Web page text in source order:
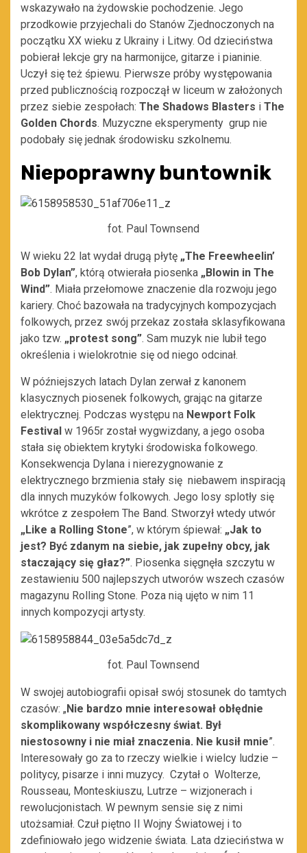
wskazywało na żydowskie pochodzenie. Jego
przodkowie przyjechali do Stanów Zjednoczonych na
początku XX wieku z Ukrainy i Litwy. Od dzieciństwa
pobierał lekcje gry na harmonijce, gitarze i pianinie.
Uczył się też śpiewu. Pierwsze próby występowania
przed publicznością rozpoczął w liceum w założonych
przez siebie zespołach: The Shadows Blasters i The
Golden Chords. Muzyczne eksperymenty grup nie
podobały się jednak środowisku szkolnemu.
Niepoprawny buntownik
fot. Paul Townsend
W wieku 22 lat wydał drugą płytę „The Freewheelin’
Bob Dylan”, którą otwierała piosenka „Blowin in The
Wind”. Miała przełomowe znaczenie dla rozwoju jego
kariery. Choć bazowała na tradycyjnych kompozycjach
folkowych, przez swój przekaz została sklasyfikowana
jako tzw. „protest song”. Sam muzyk nie lubił tego
określenia i wielokrotnie się od niego odcinał.
W późniejszych latach Dylan zerwał z kanonem
klasycznych piosenek folkowych, grając na gitarze
elektrycznej. Podczas występu na Newport Folk
Festival w 1965r został wygwizdany, a jego osoba
stała się obiektem krytyki środowiska folkowego.
Konsekwencja Dylana i nierezygnowanie z
elektrycznego brzmienia stały się niebawem inspiracją
dla innych muzyków folkowych. Jego losy splotły się
wkrótce z zespołem The Band. Stworzył wtedy utwór
„Like a Rolling Stone”, w którym śpiewał: „Jak to
jest? Być zdanym na siebie, jak zupełny obcy, jak
staczający się głaz?”. Piosenka sięgnęła szczytu w
zestawieniu 500 najlepszych utworów wszech czasów
magazynu Rolling Stone. Poza nią ujęto w nim 11
innych kompozycji artysty.
fot. Paul Townsend
W swojej autobiografii opisał swój stosunek do tamtych
czasów: „Nie bardzo mnie interesował obłędnie
skomplikowany współczesny świat. Był
niestosowny i nie miał znaczenia. Nie kusił mnie”.
Interesowały go za to rzeczy wielkie i wielcy ludzie –
politycy, pisarze i inni muzycy. Czytał o Wolterze,
Rousseau, Monteskiuszu, Lutrze – wizjonerach i
rewolucjonistach. W pewnym sensie się z nimi
utożsamiał. Czuł piętno II Wojny Światowej i to
zdefiniowało jego widzenie świata. Lata dzieciństwa w